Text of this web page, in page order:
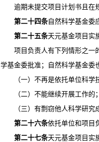
逾期未提交项目计划书且在
第二十四条 自然科学基金委
第二十五条天元基金项目实
项目负责人有下列情形之一
学基金委批准；自然科学基金委
（一）不再是依托单位科学
（二）不能继续开展工作的；
（三）有剽窃他人科学研究
第二十六条依托单位和项目
第二十七条天元基金项目实